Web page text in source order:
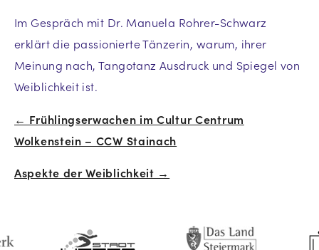
Im Gespräch mit Dr. Manuela Rohrer-Schwarz
erklärt die passionierte Tänzerin, warum, ihrer
Meinung nach, Tangotanz Ausdruck und Spiegel von
Weiblichkeit ist.
Beitrags-
← Frühlingserwachen im Cultur Centrum
Wolkenstein – CCW Stainach
Aspekte der Weiblichkeit →